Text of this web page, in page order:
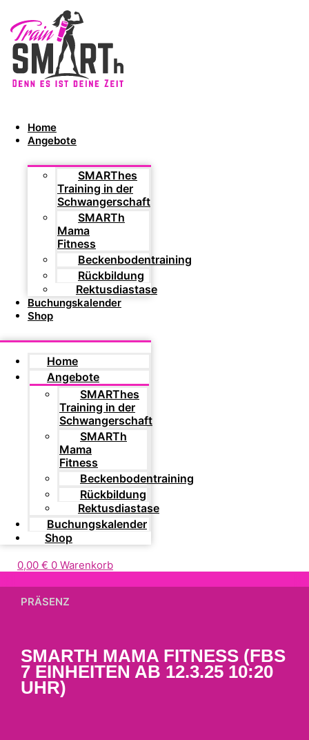
Home
Angebote
SMARThes
Training in der
Schwangerschaft
SMARTh
Mama
Fitness
Beckenbodentraining
Rückbildung
Rektusdiastase
Buchungskalender
Shop
Home
Angebote
SMARThes
Training in der
Schwangerschaft
SMARTh
Mama
Fitness
Beckenbodentraining
Rückbildung
Rektusdiastase
Buchungskalender
Shop
0,00 € 0 Warenkorb
PRÄSENZ
SMARTH MAMA FITNESS (FBS
7 EINHEITEN AB 12.3.25 10:20
UHR)